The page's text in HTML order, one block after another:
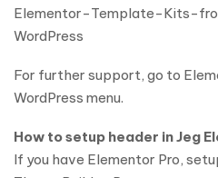
Elementor-Template-Kits-
WordPress
For further support, go to
WordPress menu.
How to setup header in Jeg
If you have Elementor Pro,